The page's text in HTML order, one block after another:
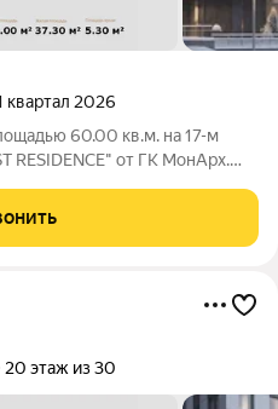
квартал 2026
60.00 кв.м. на 17-м
RESIDENCE" от ГК МонАрх.
городской жизнью и
20 этаж из 30